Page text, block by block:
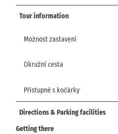
Tour information
Možnost zastavení
Okružní cesta
Přístupné s kočárky
Directions & Parking facilities
Getting there